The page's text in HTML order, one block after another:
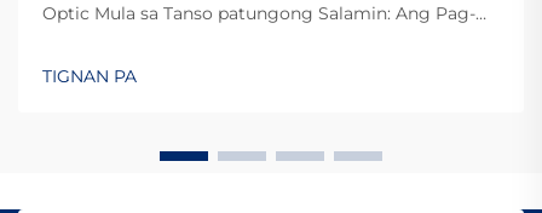
Optic Mula sa Tanso patungong Salamin: Ang Pag-
kable patungong fiber optics ay talagang nag-angat
mga kumpanya ng telekomunikasyon...
TIGNAN PA